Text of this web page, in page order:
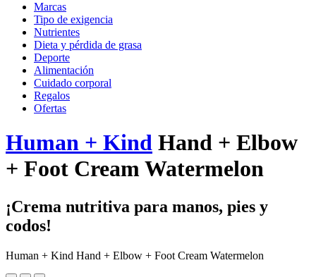
Marcas
Tipo de exigencia
Nutrientes
Dieta y pérdida de grasa
Deporte
Alimentación
Cuidado corporal
Regalos
Ofertas
Human + Kind Hand + Elbow
+ Foot Cream Watermelon
¡Crema nutritiva para manos, pies y
codos!
Human + Kind Hand + Elbow + Foot Cream Watermelon